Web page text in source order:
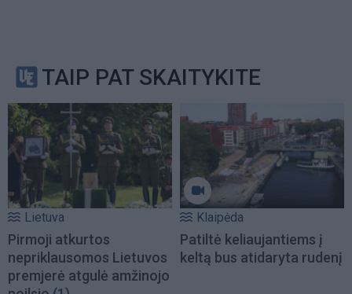
TAIP PAT SKAITYKITE
Lietuva
Pirmoji atkurtos
nepriklausomos Lietuvos
premjerė atgulė amžinojo
Klaipėda
Patiltė keliaujantiems į
keltą bus atidaryta rudenį